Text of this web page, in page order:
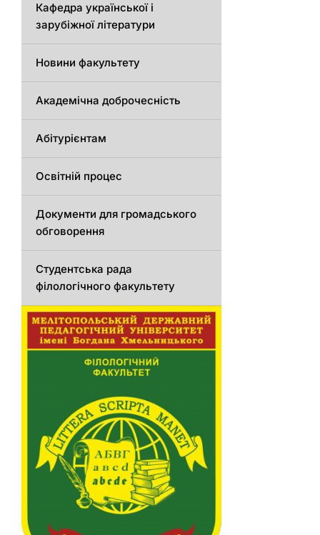
Кафедра української і
зарубіжної літератури
Новини факультету
Академічна доброчесність
Абітурієнтам
Освітній процес
Документи для громадського
обговорення
Студентська рада
філологічного факультету